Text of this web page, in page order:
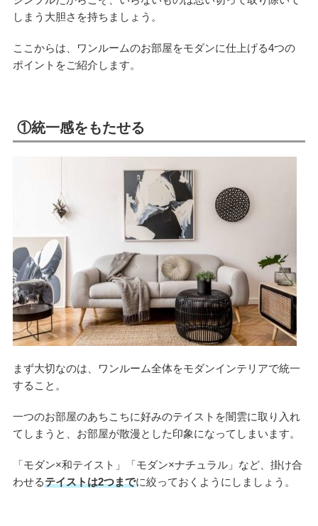
しまう大胆さを持ちましょう。
ここからは、ワンルームのお部屋をモダンに仕上げる4つの
ポイントをご紹介します。
①統一感をもたせる
まず大切なのは、ワンルーム全体をモダンインテリアで統一
すること。
一つのお部屋のあちこちに好みのテイストを闇雲に取り入れ
てしまうと、お部屋が散漫とした印象になってしまいます。
「モダン×和テイスト」「モダン×ナチュラル」など、掛け合
わせるテイストは2つまでに絞っておくようにしましょう。